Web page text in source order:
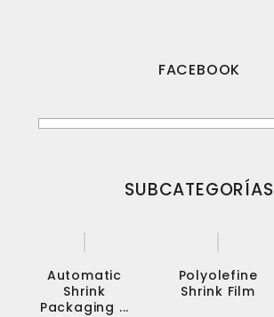
FACEBOOK
SUBCATEGORÍAS
Automatic
Shrink
Packaging ...
Polyolefine
Shrink Film